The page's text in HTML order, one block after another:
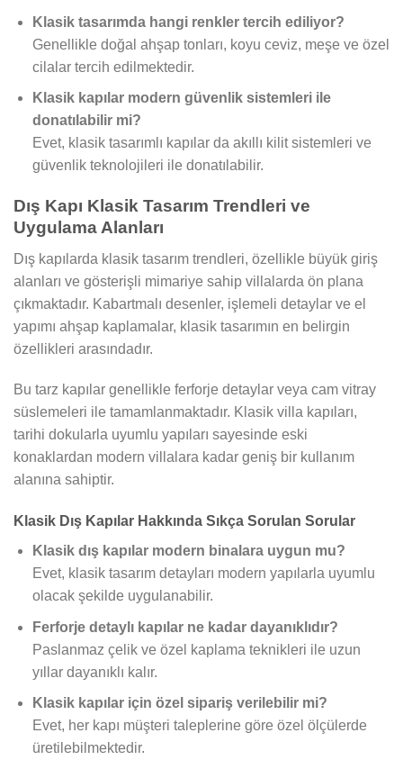
Klasik tasarımda hangi renkler tercih ediliyor?
Genellikle doğal ahşap tonları, koyu ceviz, meşe ve özel
cilalar tercih edilmektedir.
Klasik kapılar modern güvenlik sistemleri ile
donatılabilir mi?
Evet, klasik tasarımlı kapılar da akıllı kilit sistemleri ve
güvenlik teknolojileri ile donatılabilir.
Dış Kapı Klasik Tasarım Trendleri ve
Uygulama Alanları
Dış kapılarda klasik tasarım trendleri, özellikle büyük giriş
alanları ve gösterişli mimariye sahip villalarda ön plana
çıkmaktadır. Kabartmalı desenler, işlemeli detaylar ve el
yapımı ahşap kaplamalar, klasik tasarımın en belirgin
özellikleri arasındadır.
Bu tarz kapılar genellikle ferforje detaylar veya cam vitray
süslemeleri ile tamamlanmaktadır. Klasik villa kapıları,
tarihi dokularla uyumlu yapıları sayesinde eski
konaklardan modern villalara kadar geniş bir kullanım
alanına sahiptir.
Klasik Dış Kapılar Hakkında Sıkça Sorulan Sorular
Klasik dış kapılar modern binalara uygun mu?
Evet, klasik tasarım detayları modern yapılarla uyumlu
olacak şekilde uygulanabilir.
Ferforje detaylı kapılar ne kadar dayanıklıdır?
Paslanmaz çelik ve özel kaplama teknikleri ile uzun
yıllar dayanıklı kalır.
Klasik kapılar için özel sipariş verilebilir mi?
Evet, her kapı müşteri taleplerine göre özel ölçülerde
üretilebilmektedir.